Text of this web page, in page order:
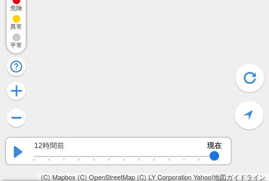
(C) Mapbox (C) OpenStreetMap(C) LY CorporationYahoo!地図ガイドライン
12時間前 現在
危険
異常
平常